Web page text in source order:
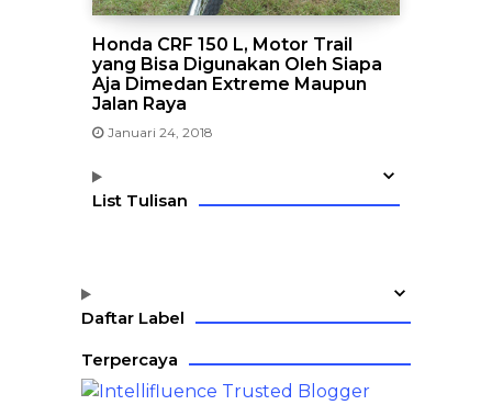
Honda CRF 150 L, Motor Trail
yang Bisa Digunakan Oleh Siapa
Aja Dimedan Extreme Maupun
Jalan Raya
Januari 24, 2018
List Tulisan
Daftar Label
Terpercaya